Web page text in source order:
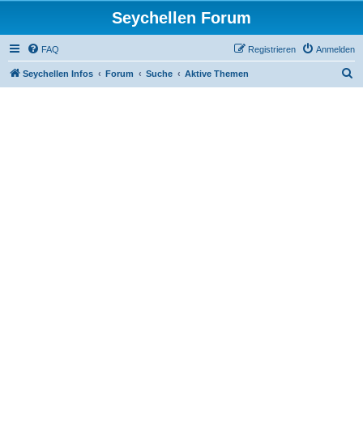
Seychellen Forum
FAQ Anmelden
Registrieren
Seychellen Infos Forum Suche Aktive Themen